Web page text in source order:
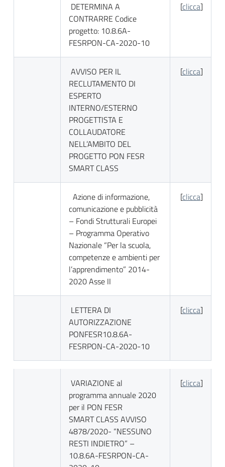
DETERMINA A
CONTRARRE Codice
progetto: 10.8.6A-
FESRPON-CA-2020-10
[clicca]
AVVISO PER IL
RECLUTAMENTO DI
ESPERTO
INTERNO/ESTERNO
PROGETTISTA E
COLLAUDATORE
NELL’AMBITO DEL
PROGETTO PON FESR
SMART CLASS
[clicca]
Azione di informazione,
comunicazione e pubblicità
– Fondi Strutturali Europei
– Programma Operativo
Nazionale “Per la scuola,
competenze e ambienti per
l’apprendimento” 2014-
2020 Asse II
[clicca]
LETTERA DI
AUTORIZZAZIONE
PONFESR10.8.6A-
FESRPON-CA-2020-10
[clicca]
VARIAZIONE al
programma annuale 2020
per il PON FESR
SMART CLASS AVVISO
4878/2020- “NESSUNO
RESTI INDIETRO” –
10.8.6A-FESRPON-CA-
[clicca]